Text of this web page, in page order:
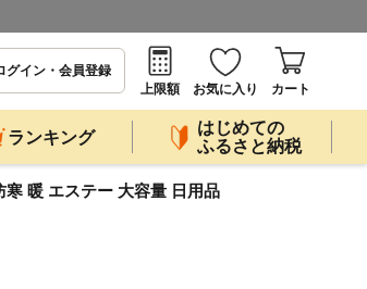
グイン・会員登録
上限額
お気に入り カート
ランキング
はじめての
ふるさと納税
暖 エステー 大容量 日用品